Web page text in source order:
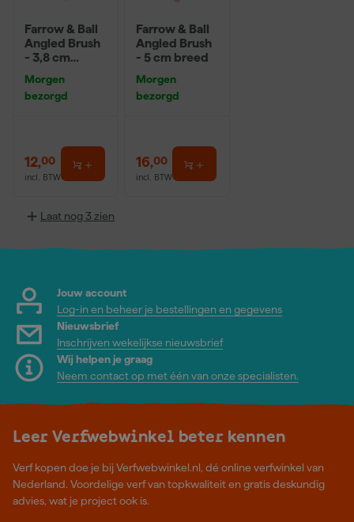
Farrow & Ball
Angled Brush
- 3,8 cm
Morgen
bezorgd
12,00
incl. BTW
Farrow & Ball
Angled Brush
- 5 cm breed
Morgen
bezorgd
16,00
incl. BTW
Laat nog 3 zien
Jouw account
Log-in en beheer je bestellingen en gegevens
Nieuwsbrief
Inschrijven wekelijkse nieuwsbrief
Wij helpen je graag
Neem contact op met één van onze specialisten.
Leer Verfwebwinkel beter kennen
Verf kopen doe je bij Verfwebwinkel.nl, dé online verfwinkel van
Nederland. Voordelige verf van topkwaliteit en gratis deskundig
advies, wat je project ook is.